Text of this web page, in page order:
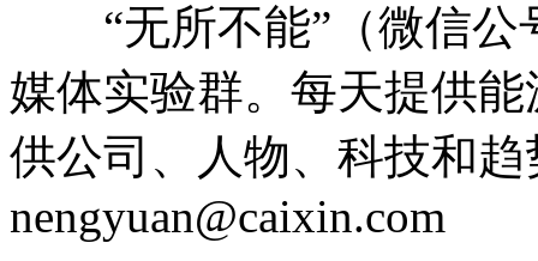
“无所不能”（微信公
媒体实验群。每天提供
供公司、人物、科技和
nengyuan@caixin.com